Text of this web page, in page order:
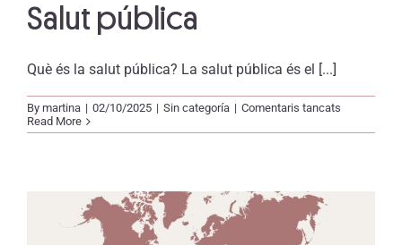
Salut pública
Què és la salut pública? La salut pública és el [...]
By martina | 02/10/2025 | Sin categoría | Comentaris tancats
pública
Read More